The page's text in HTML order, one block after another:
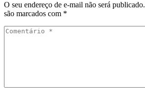
O seu endereço de e-mail não será publicado.
são marcados com *